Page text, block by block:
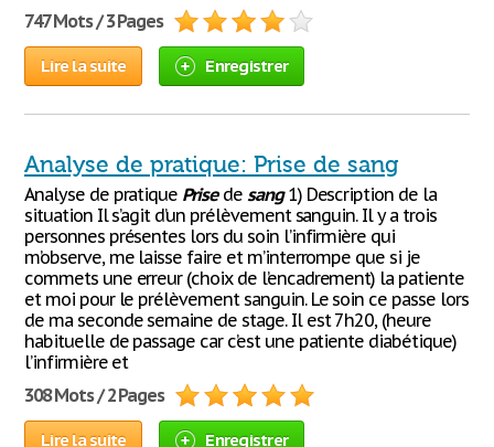
747 Mots / 3 Pages
Lire la suite Enregistrer
Analyse de pratique: Prise de sang
Analyse de pratique Prisede sang1) Description de la
situation Il s’agit d’un prélèvement sanguin. Il y a trois
personnes présentes lors du soin l’infirmière qui
m’observe, me laisse faire et m’interrompe que si je
commets une erreur (choix de l’encadrement) la patiente
et moi pour le prélèvement sanguin. Le soin ce passe lors
de ma seconde semaine de stage. Il est 7h20, (heure
habituelle de passage car c’est une patiente diabétique)
l’infirmière et
308 Mots / 2 Pages
Lire la suite Enregistrer